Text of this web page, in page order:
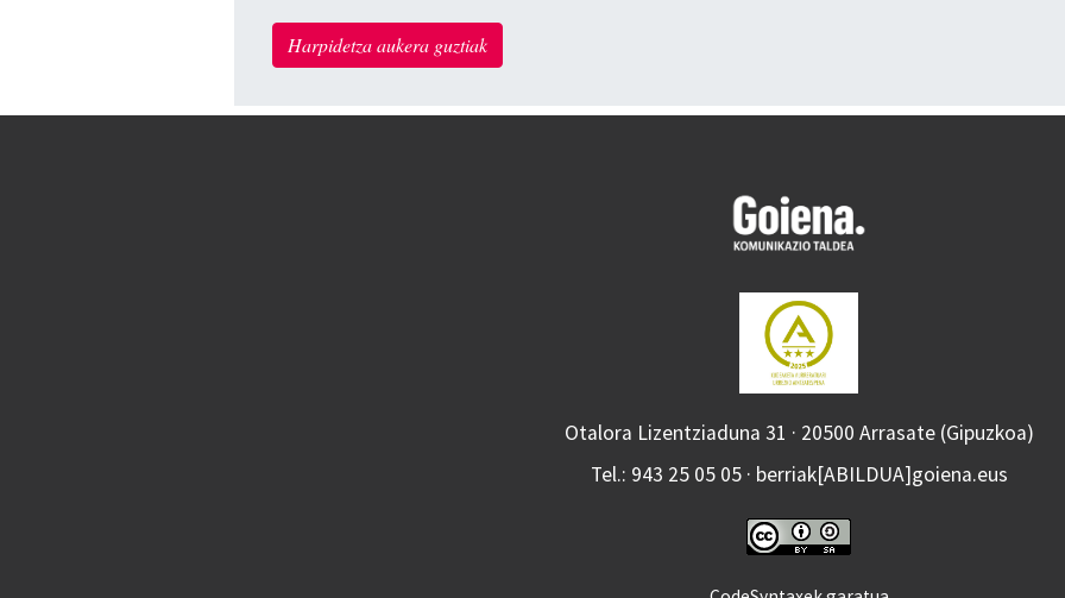
Harpidetza aukera guztiak
Otalora Lizentziaduna 31 · 20500 Arrasate (Gipuzkoa)
Tel.: 943 25 05 05 · berriak[ABILDUA]goiena.eus